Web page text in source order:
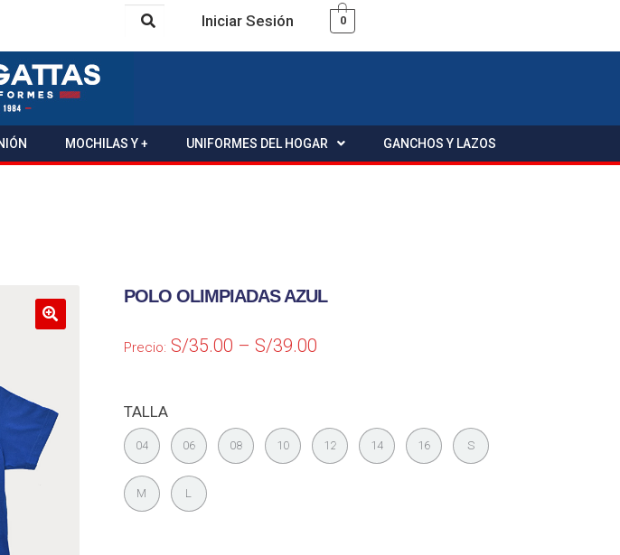
Iniciar Sesión 0
MOCHILAS Y + UNIFORMES DEL HOGAR GANCHOS Y LAZOS
POLO OLIMPIADAS AZUL
Precio: S/35.00 – S/39.00
TALLA
04 06 08 10 12 14 16 S
M L